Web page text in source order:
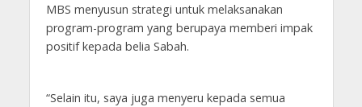
MBS menyusun strategi untuk melaksanakan
program-program yang berupaya memberi impak
positif kepada belia Sabah.
“Selain itu, saya juga menyeru kepada semua